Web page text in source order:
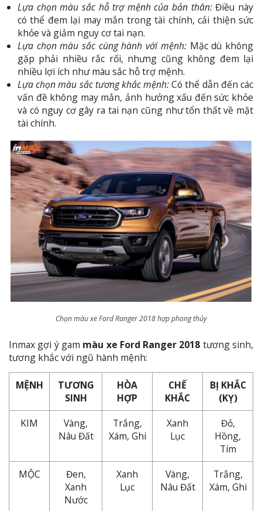
Lựa chọn màu sắc hỗ trợ mệnh của bản thân:Điều này
có thể đem lại may mắn trong tài chính, cải thiện sức
khỏe và giảm nguy cơ tai nạn.
Lựa chọn màu sắc cùng hành với mệnh:Mặc dù không
gặp phải nhiều rắc rối, nhưng cũng không đem lại
nhiều lợi ích như màu sắc hỗ trợ mệnh.
Lựa chọn màu sắc tương khắc mệnh:Có thể dẫn đến các
vấn đề không may mắn, ảnh hưởng xấu đến sức khỏe
và có nguy cơ gây ra tai nạn cũng như tổn thất về mặt
tài chính.
Chọn màu xe Ford Ranger 2018 hợp phong thủy
Inmax gợi ý gam màu xe Ford Ranger 2018 tương sinh,
tương khắc với ngũ hành mệnh:
MỆNH
TƯƠNG
SINH
HÒA
HỢP
CHẾ
KHẮC
BỊ KHẮC
(KỴ)
KIM
Vàng,
Nâu Đất
Trắng,
Xám, Ghi
Xanh
Lục
Đỏ,
Hồng,
Tím
MỘC
Đen,
Xanh
Nước
Xanh
Lục
Vàng,
Nâu Đất
Trắng,
Xám, Ghi